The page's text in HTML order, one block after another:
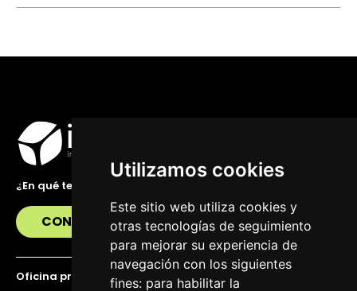
Utilizamos cookies
Este sitio web utiliza cookies y
otras tecnologías de seguimiento
para mejorar su experiencia de
navegación con los siguientes
fines: para habilitar la
¿En qué te podemos ayudar?
CONTÁCTANOS
Oficina principal